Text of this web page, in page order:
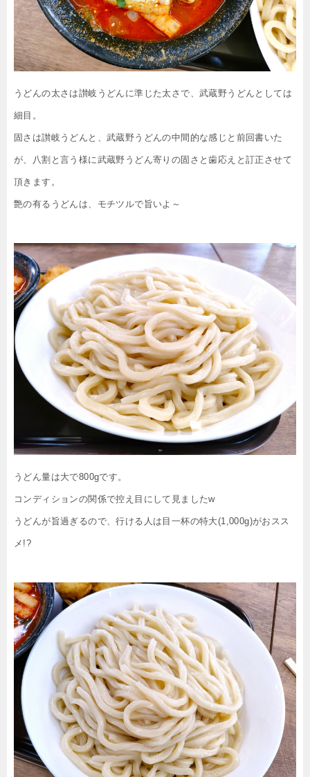
うどんの太さは讃岐うどんに準じた太さで、武蔵野うどんとしては
細目。
固さは讃岐うどんと、武蔵野うどんの中間的な感じと前回書いた
が、八割と言う様に武蔵野うどん寄りの固さと歯応えと訂正させて
頂きます。
艶の有るうどんは、モチツルで旨いよ～
うどん量は大で800gです。
コンディションの関係で控え目にして見ましたw
うどんが旨過ぎるので、行ける人は目一杯の特大(1,000g)がおスス
メ!?